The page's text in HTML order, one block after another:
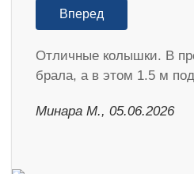
Вперед
Отличные колышки. В
брала, а в этом 1.5 м
Минара М., 05.06.2026